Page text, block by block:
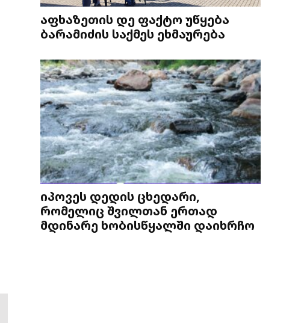
აფხაზეთის დე ფაქტო უწყება
ბარამიძის საქმეს ეხმაურება
იპოვეს დედის ცხედარი,
რომელიც შვილთან ერთად
მდინარე ხობისწყალში დაიხრჩო